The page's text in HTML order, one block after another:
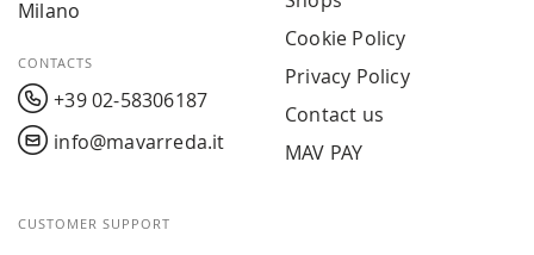
Milano
CONTACTS
+39 02-58306187
info@mavarreda.it
Cookie Policy
Privacy Policy
Contact us
MAV PAY
CUSTOMER SUPPORT